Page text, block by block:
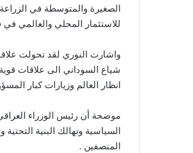
الصغيرة والمتوسطة في
للاستثمار المحلي والعالمي في
واشارت النوري لقد تحولت
شياع السوداني الى علاقات
انظار العالم وزيارات كبار
موضحة أن رئيس الوزراء
السياسية وتهالك البنية
المنصفين .